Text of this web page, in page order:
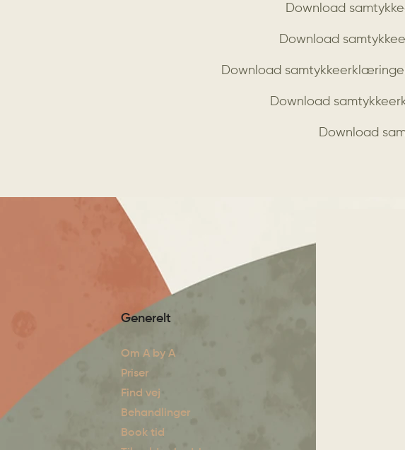
Download
Download
Download
Download
Download
Generelt
Om A by A​
Priser
Find vej
Behandlinger
Book tid